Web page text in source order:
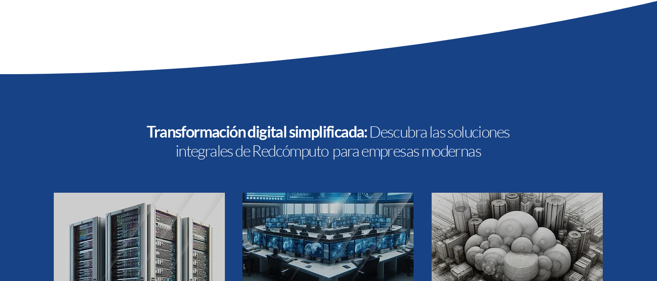
Transformación digital simplificada:Descubra las soluciones
integrales de Redcómputo para empresas modernas